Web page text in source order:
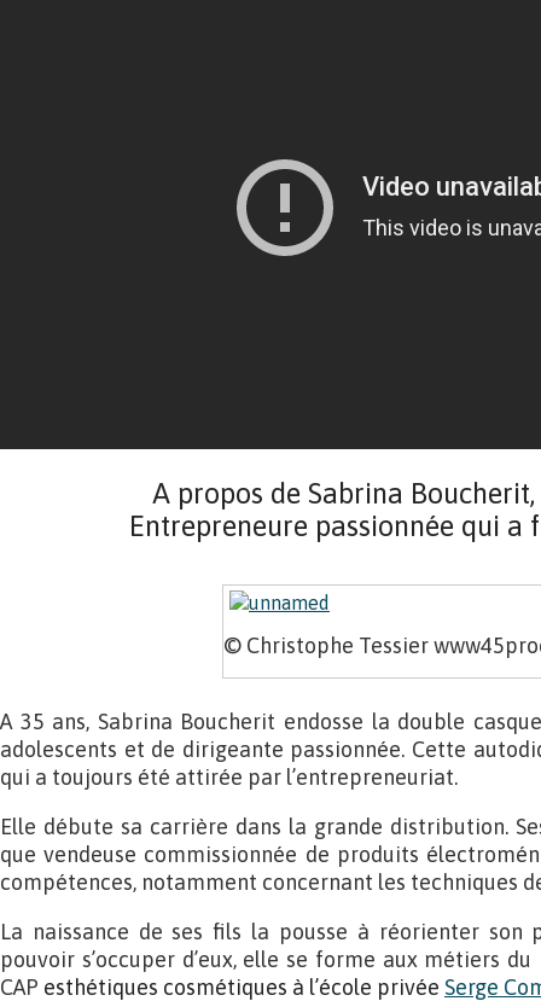
A propos de Sabrina
Entrepreneure passionnée qui a
© Christophe Tessier
A 35 ans, Sabrina Boucherit endosse la double
adolescents et de dirigeante passionnée. Cette
qui a toujours été attirée par l’entrepreneuriat.
Elle débute sa carrière dans la grande distribution.
que vendeuse commissionnée de produits
compétences, notamment concernant les techniques
La naissance de ses fils la pousse à réorienter son
pouvoir s’occuper d’eux, elle se forme aux métiers
CAP esthétiques cosmétiques à l’école privée Serge